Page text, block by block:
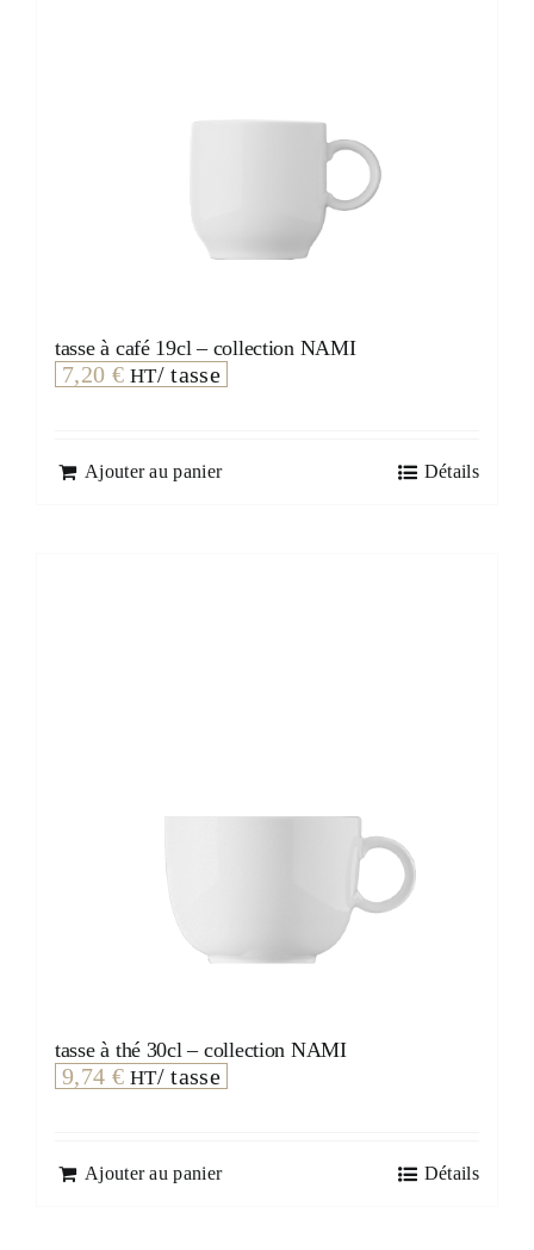
tasse à café 19cl – collection NAMI
7,20 € HT/ tasse
Ajouter au panier Détails
tasse à thé 30cl – collection NAMI
9,74 € HT/ tasse
Ajouter au panier Détails